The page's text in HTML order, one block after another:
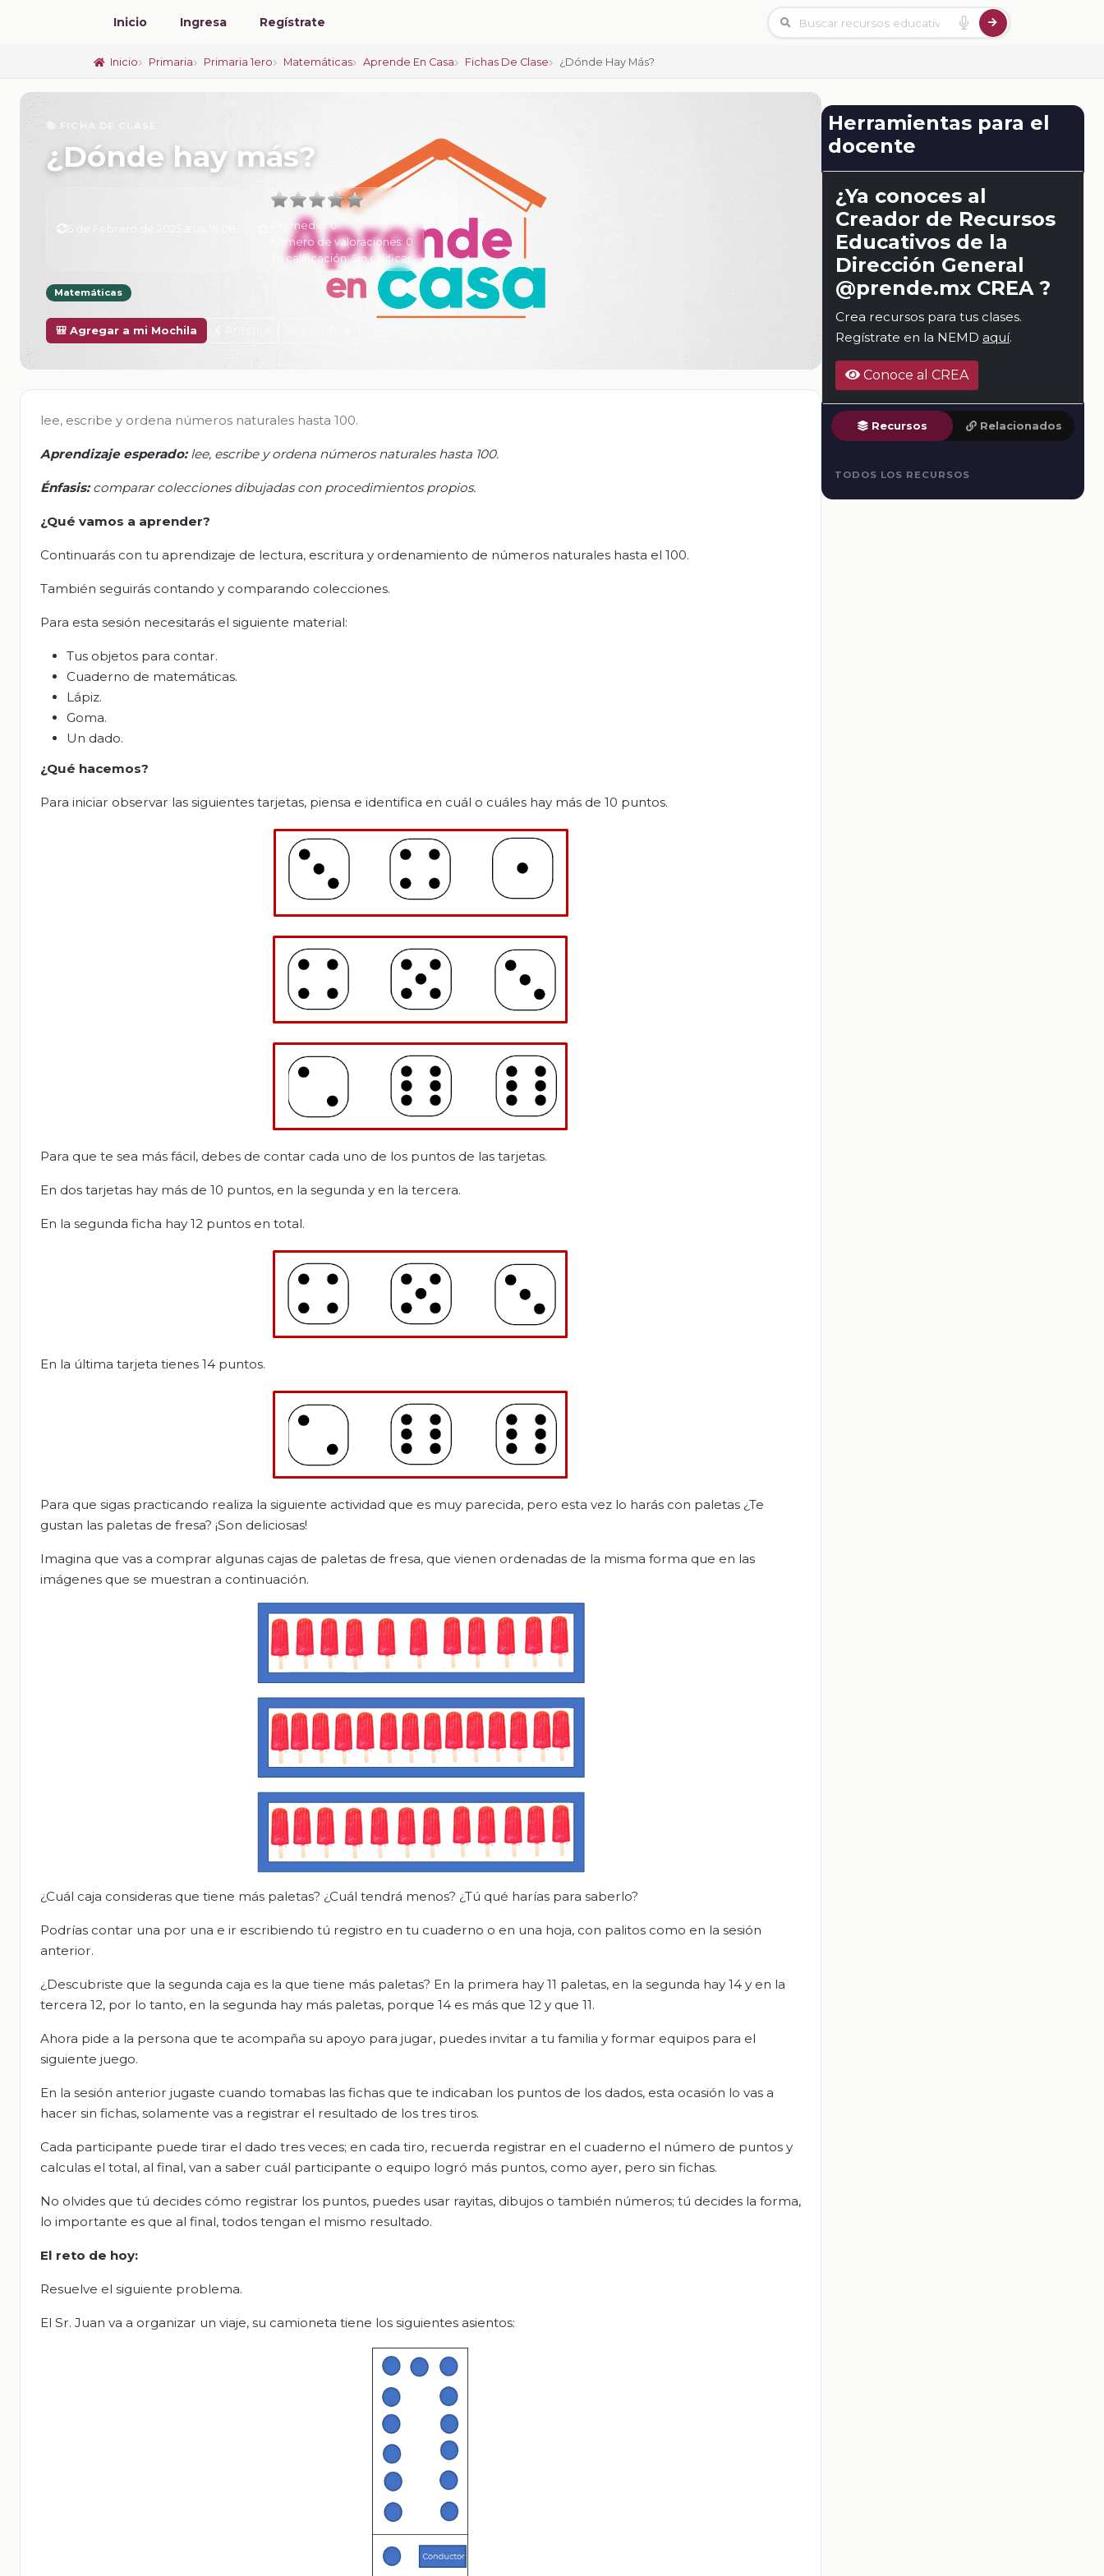
Inicio Ingresa Regístrate
Inicio Primaria Primaria 1ero Matemáticas Aprende En Casa Fichas De Clase ¿Dónde Hay Más?
📚 FICHA DE CLASE
¿Dónde hay más?
Promedio:0
Número de valoraciones: 0
Tu calificación:Sin calificar
Matemáticas
🎒 Agregar a mi Mochila
lee, escribe y ordena números naturales hasta 100.
Aprendizaje esperado:lee, escribe y ordena números naturales hasta 100.
Énfasis:comparar colecciones dibujadas con procedimientos propios.
¿Qué vamos a aprender?
Continuarás con tu aprendizaje de lectura, escritura y ordenamiento de números naturales hasta el 100.
También seguirás contando y comparando colecciones.
Para esta sesión necesitarás el siguiente material:
Tus objetos para contar.
Cuaderno de matemáticas.
Lápiz.
Goma.
Un dado.
¿Qué hacemos?
Para iniciar observar las siguientes tarjetas, piensa e identifica en cuál o cuáles hay más de 10 puntos.
Para que te sea más fácil, debes de contar cada uno de los puntos de las tarjetas.
En dos tarjetas hay más de 10 puntos, en la segunda y en la tercera.
En la segunda ficha hay 12 puntos en total.
En la última tarjeta tienes 14 puntos.
Para que sigas practicando realiza la siguiente actividad que es muy parecida, pero esta vez lo harás con paletas ¿Te
gustan las paletas de fresa? ¡Son deliciosas!
Imagina que vas a comprar algunas cajas de paletas de fresa, que vienen ordenadas de la misma forma que en las
imágenes que se muestran a continuación.
¿Cuál caja consideras que tiene más paletas? ¿Cuál tendrá menos? ¿Tú qué harías para saberlo?
Podrías contar una por una e ir escribiendo tú registro en tu cuaderno o en una hoja, con palitos como en la sesión
anterior.
¿Descubriste que la segunda caja es la que tiene más paletas? En la primera hay 11 paletas, en la segunda hay 14 y en la
tercera 12, por lo tanto, en la segunda hay más paletas, porque 14 es más que 12 y que 11.
Ahora pide a la persona que te acompaña su apoyo para jugar, puedes invitar a tu familia y formar equipos para el
siguiente juego.
En la sesión anterior jugaste cuando tomabas las fichas que te indicaban los puntos de los dados, esta ocasión lo vas a
hacer sin fichas, solamente vas a registrar el resultado de los tres tiros.
Cada participante puede tirar el dado tres veces; en cada tiro, recuerda registrar en el cuaderno el número de puntos y
calculas el total, al final, van a saber cuál participante o equipo logró más puntos, como ayer, pero sin fichas.
No olvides que tú decides cómo registrar los puntos, puedes usar rayitas, dibujos o también números; tú decides la forma,
lo importante es que al final, todos tengan el mismo resultado.
El reto de hoy:
Resuelve el siguiente problema.
El Sr. Juan va a organizar un viaje, su camioneta tiene los siguientes asientos:
Herramientas para el
docente
¿Ya conoces al
Creador de Recursos
Educativos de la
Dirección General
@prende.mx CREA ?
Crea recursos para tus clases.
Regístrate en la NEMD aquí.
Conoce al CREA
Recursos Relacionados
TODOS LOS RECURSOS